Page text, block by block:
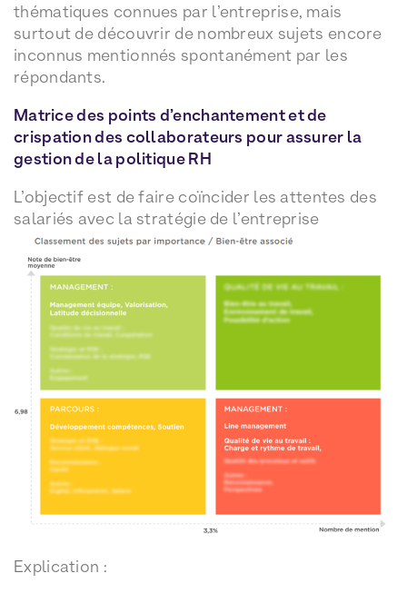
thématiques connues par l’entreprise, mais
surtout de découvrir de nombreux sujets encore
inconnus mentionnés spontanément par les
répondants.
Matrice des points d’enchantement et de
crispation des collaborateurs pour assurer la
gestion de la politique RH
L’objectif est de faire coïncider les attentes des
salariés avec la stratégie de l’entreprise
Explication :